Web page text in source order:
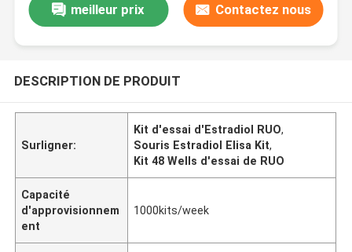
meilleur prix Contactez nous
DESCRIPTION DE PRODUIT
Surligner:
Kit d'essai d'Estradiol RUO,
Souris Estradiol Elisa Kit,
Kit 48 Wells d'essai de RUO
Capacité
d'approvisionnem
ent
1000kits/week